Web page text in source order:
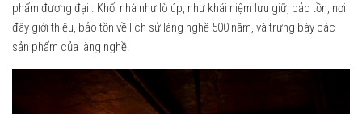
phẩm đương đại . Khối nhà như lò úp, như khái niệm lưu giữ, bảo tồn, nơi
đây giới thiệu, bảo tồn về lịch sử làng nghề 500 năm, và trưng bày các
sản phẩm của làng nghề.